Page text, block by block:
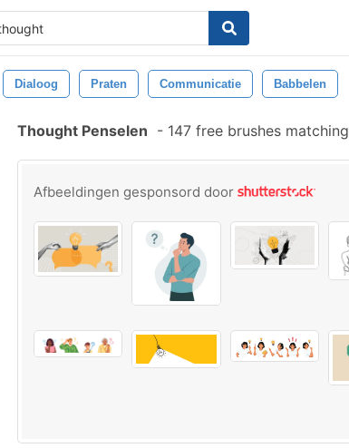
Dialoog Praten Communicatie Babbelen
Thought Penselen - 147 free brushes matching
Afbeeldingen gesponsord door